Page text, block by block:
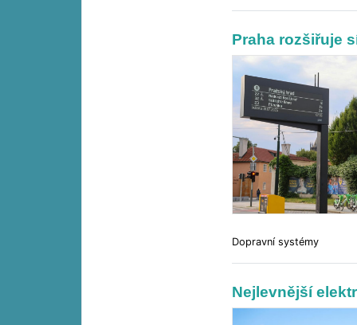
Praha rozšiřuje
Dopravní systémy
Nejlevnější